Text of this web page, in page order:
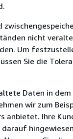
nicht
Um
Sie die
Daten in
wir zum
anbietet. Ihre